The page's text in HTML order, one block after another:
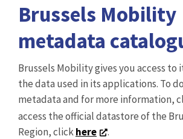
Brussels Mobility
metadata
Brussels Mobility gives you access to
the data used in its applications. To
metadata and for more information,
access the official datastore of the
Region, clickhere .